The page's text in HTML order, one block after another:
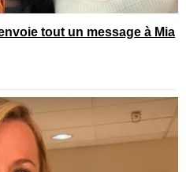
tout un message à Mia